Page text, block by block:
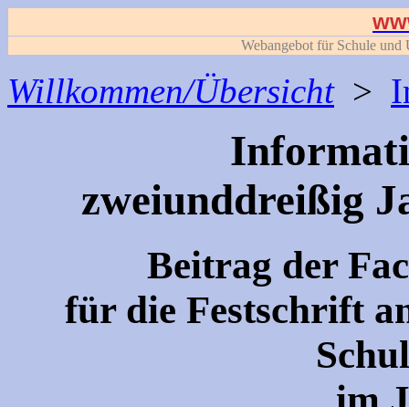
Webangebot für Schule
Willkommen/Übersicht>
zweiunddreißig
Beitrag der
für die Festschrift